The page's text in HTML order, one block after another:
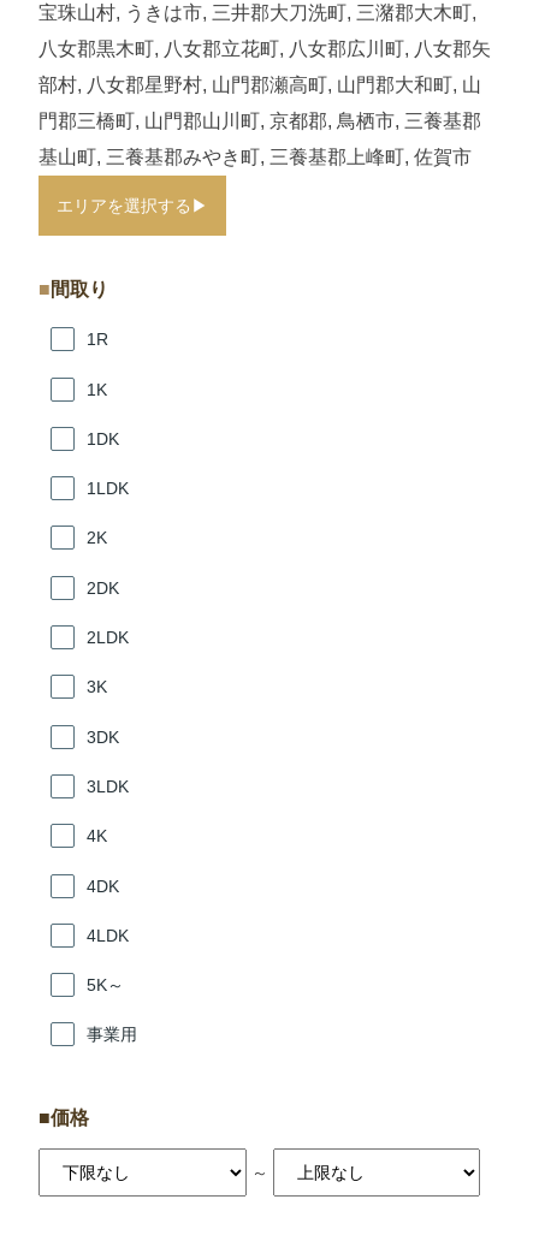
宝珠山村, うきは市, 三井郡大刀洗町, 三潴郡大木町,
八女郡黒木町, 八女郡立花町, 八女郡広川町, 八女郡矢
部村, 八女郡星野村, 山門郡瀬高町, 山門郡大和町, 山
門郡三橋町, 山門郡山川町, 京都郡, 鳥栖市, 三養基郡
基山町, 三養基郡みやき町, 三養基郡上峰町, 佐賀市
エリアを選択する ▶
間取り
1R
1K
1DK
1LDK
2K
2DK
2LDK
3K
3DK
3LDK
4K
4DK
4LDK
5K～
事業用
価格
～